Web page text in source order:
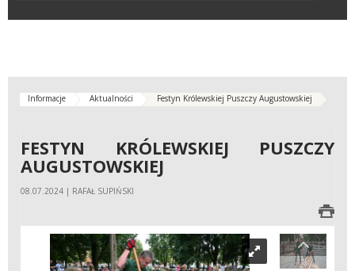
Informacje Aktualności Festyn Królewskiej Puszczy Augustowskiej
FESTYN KRÓLEWSKIEJ PUSZCZY
AUGUSTOWSKIEJ
08.07.2024 | RAFAŁ SUPIŃSKI